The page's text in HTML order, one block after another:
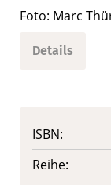
Foto: Marc
Details
ISBN:
Reihe: